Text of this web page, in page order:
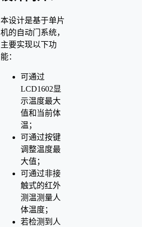
本设计是基于单片
机的自动门系统，
主要实现以下功
能：
可通过
LCD1602显
示温度最大
值和当前体
温；
可通过按键
调整温度最
大值；
可通过非接
触式的红外
测温测量人
体温度；
若检测到人